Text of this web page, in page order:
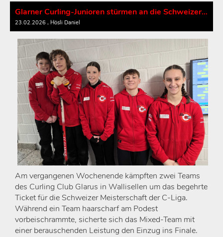
Glarner Curling-Junioren stürmen an die Schweizer Meisterschaft!
23.02.2026 , Hösli Daniel
Am vergangenen Wochenende kämpften zwei Teams
des Curling Club Glarus in Wallisellen um das begehrte
Ticket für die Schweizer Meisterschaft der C-Liga.
Während ein Team haarscharf am Podest
vorbeischrammte, sicherte sich das Mixed-Team mit
einer berauschenden Leistung den Einzug ins Finale.